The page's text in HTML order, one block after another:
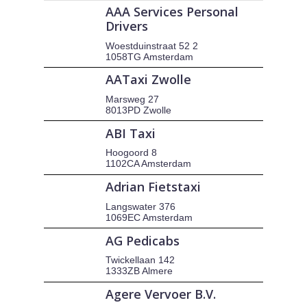
AAA Services Personal
Drivers
Woestduinstraat 52 2
1058TG Amsterdam
AATaxi Zwolle
Marsweg 27
8013PD Zwolle
ABI Taxi
Hoogoord 8
1102CA Amsterdam
Adrian Fietstaxi
Langswater 376
1069EC Amsterdam
AG Pedicabs
Twickellaan 142
1333ZB Almere
Agere Vervoer B.V.